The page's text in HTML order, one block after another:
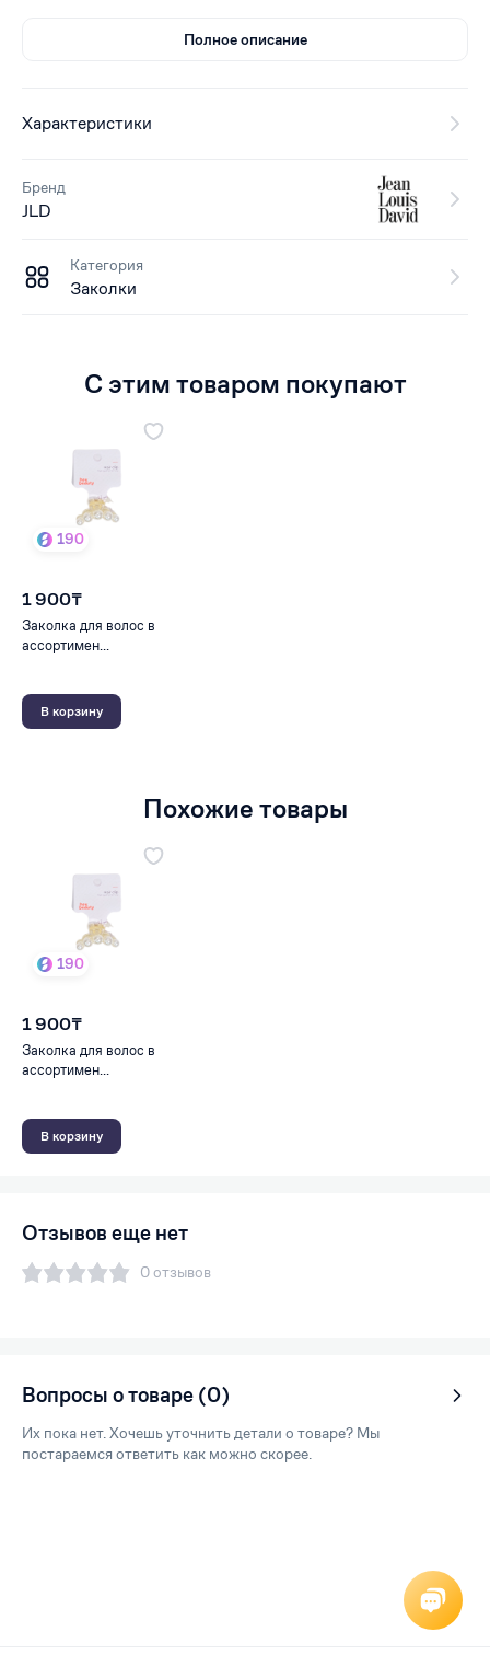
Полное описание
Характеристики
Бренд
JLD
Категория
Заколки
С этим товаром покупают
190
1 900₸
Заколка для волос в
ассортимен...
В корзину
Похожие товары
190
1 900₸
Заколка для волос в
ассортимен...
В корзину
Отзывов еще нет
0 отзывов
Вопросы о товаре (0)
Их пока нет. Хочешь уточнить детали о товаре? Мы
постараемся ответить как можно скорее.